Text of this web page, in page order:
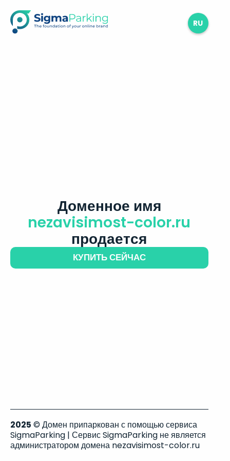
RU
Доменное имя
nezavisimost-color.ru
продается
КУПИТЬ СЕЙЧАС
2025 © Домен припаркован с помощью сервиса
SigmaParking | Сервис SigmaParking не является
администратором домена nezavisimost-color.ru